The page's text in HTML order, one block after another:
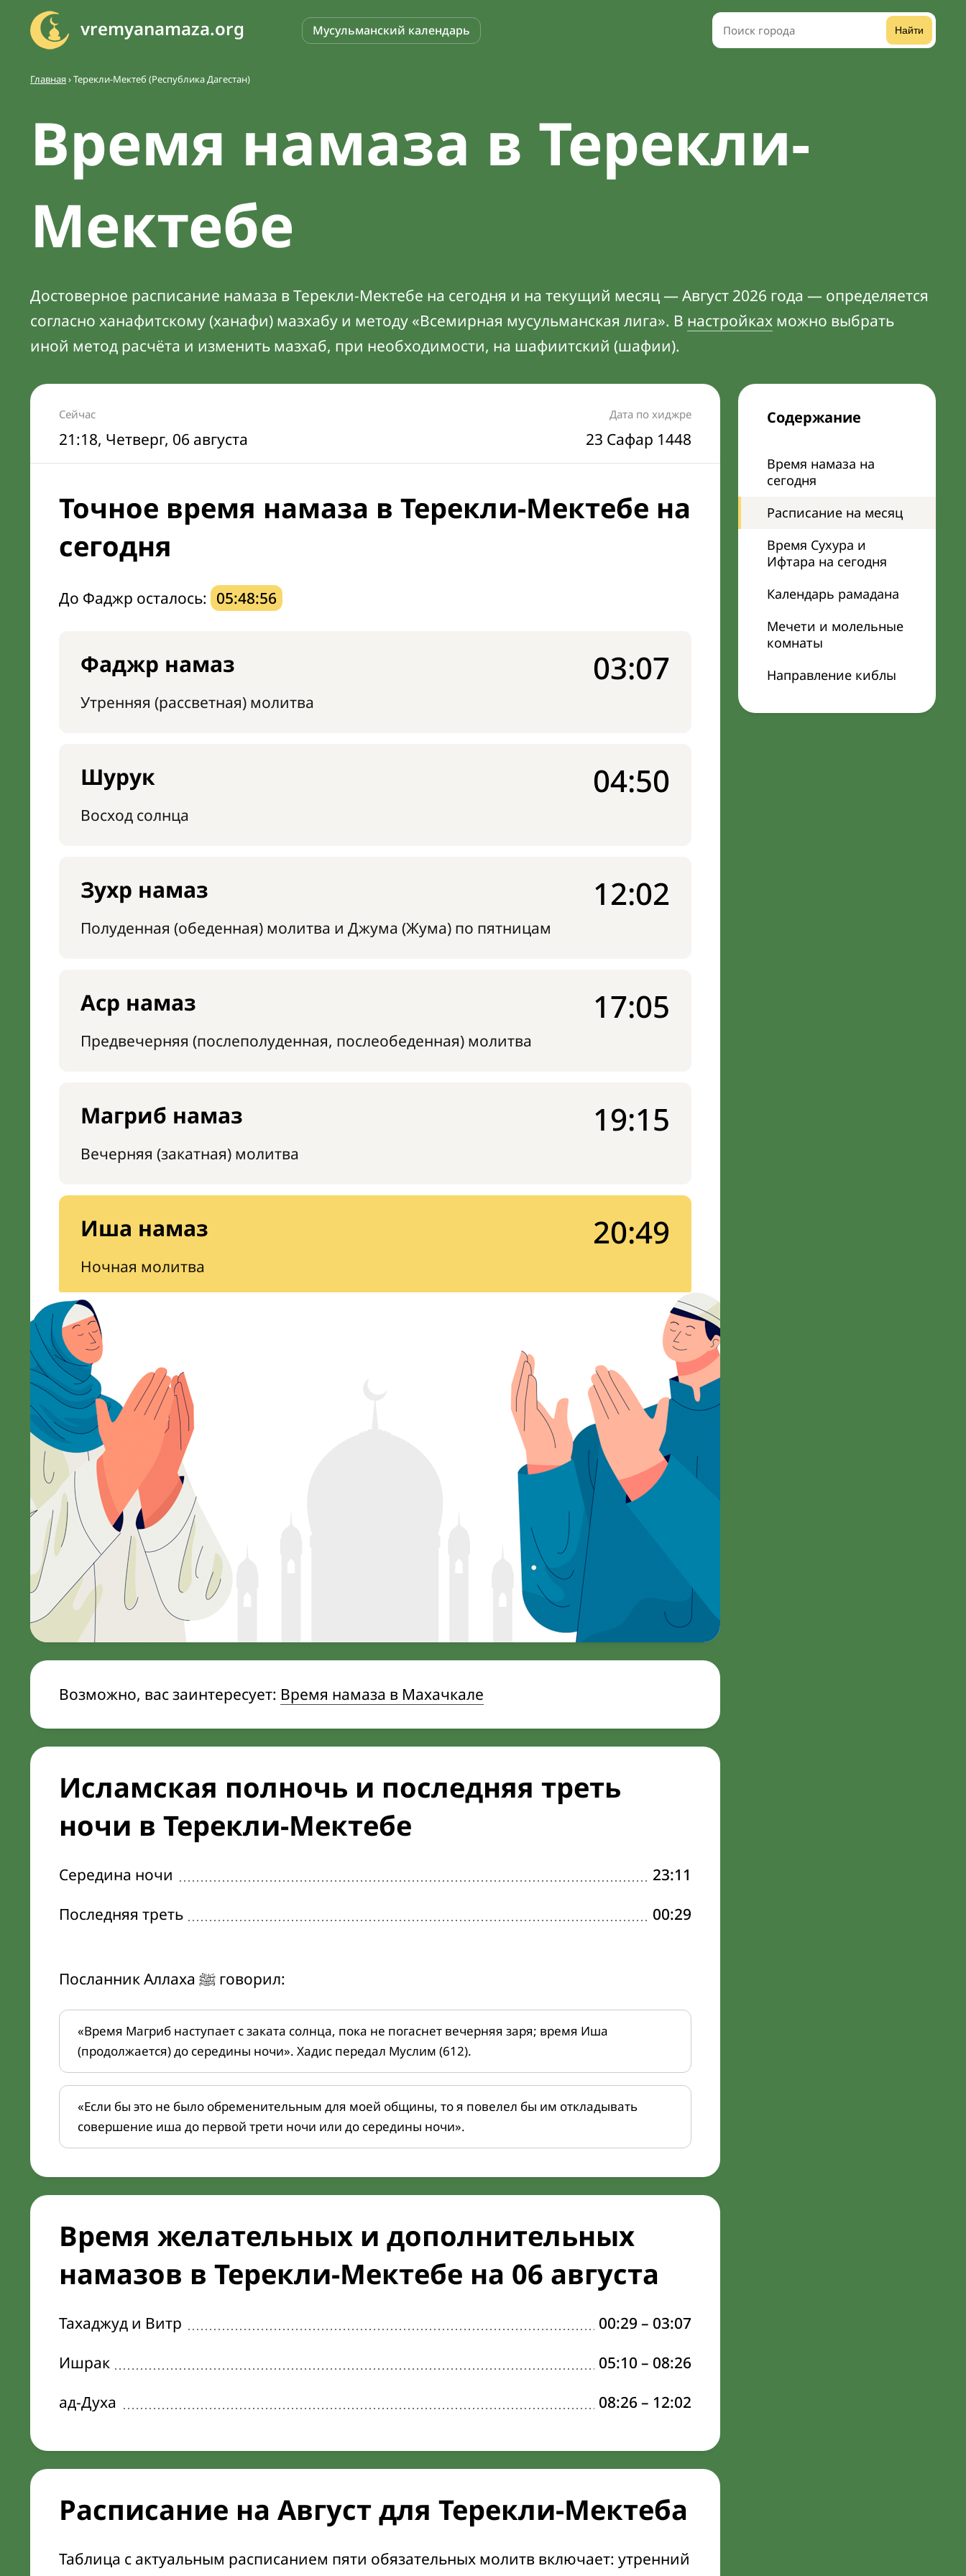
vremyanamaza.org Мусульманский календарь Найти
Главная›Терекли-Мектеб (Республика Дагестан)
Время намаза в Терекли-
Мектебе
Достоверное расписание намаза в Терекли-Мектебе на сегодня и на текущий месяц — Август 2026 года — определяется
согласно ханафитскому (ханафи) мазхабу и методу «Всемирная мусульманская лига». В настройках можно выбрать
иной метод расчёта и изменить мазхаб, при необходимости, на шафиитский (шафии).
Содержание
Время намаза на
сегодня
Расписание на месяц
Время Сухура и
Ифтара на сегодня
Календарь рамадана
Мечети и молельные
комнаты
Направление киблы
Сейчас
21:18, Четверг, 06 августа
Дата по хиджре
23 Сафар 1448
Точное время намаза в Терекли-Мектебе на
сегодня
До Фаджр осталось: 05:48:55
Фаджр намаз
Утренняя (рассветная) молитва
03:07
Шурук
Восход солнца
04:50
Зухр намаз
Полуденная (обеденная) молитва и Джума (Жума) по пятницам
12:02
Аср намаз
Предвечерняя (послеполуденная, послеобеденная) молитва
17:05
Магриб намаз
Вечерняя (закатная) молитва
19:15
Иша намаз
Ночная молитва
20:49
Возможно, вас заинтересует: Время намаза в Махачкале
Исламская полночь и последняя треть
ночи в Терекли-Мектебе
Середина ночи
23:11
Последняя треть
00:29
Посланник Аллаха ﷺ говорил:
«Время Магриб наступает с заката солнца, пока не погаснет вечерняя заря; время Иша
(продолжается) до середины ночи». Хадис передал Муслим (612).
«Если бы это не было обременительным для моей общины, то я повелел бы им откладывать
совершение иша до первой трети ночи или до середины ночи».
Время желательных и дополнительных
намазов в Терекли-Мектебе на 06 августа
Тахаджуд и Витр 00:29 – 03:07
Ишрак
05:10 – 08:26
ад-Духа
08:26 – 12:02
Расписание на Август для Терекли-Мектеба
Таблица с актуальным расписанием пяти обязательных молитв включает: утренний